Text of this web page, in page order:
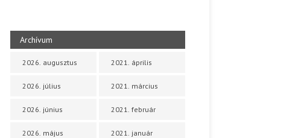
Archívum
2026. augusztus
2026. július
2026. június
2026. május
2021. április
2021. március
2021. február
2021. január